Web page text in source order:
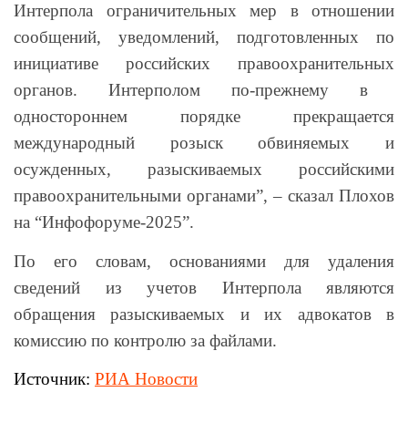
Интерпола ограничительных мер в отношении
сообщений, уведомлений, подготовленных по
инициативе российских правоохранительных
органов. Интерполом по-прежнему в
одностороннем порядке прекращается
международный розыск обвиняемых и
осужденных, разыскиваемых российскими
правоохранительными органами”, – сказал Плохов
на “Инфофоруме-2025”.
По его словам, основаниями для удаления
сведений из учетов Интерпола являются
обращения разыскиваемых и их адвокатов в
комиссию по контролю за файлами.
Источник: РИА Новости